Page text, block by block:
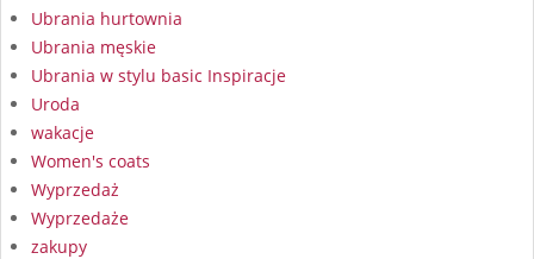
Ubrania hurtownia
Ubrania męskie
Ubrania w stylu basic Inspiracje
Uroda
wakacje
Women's coats
Wyprzedaż
Wyprzedaże
zakupy